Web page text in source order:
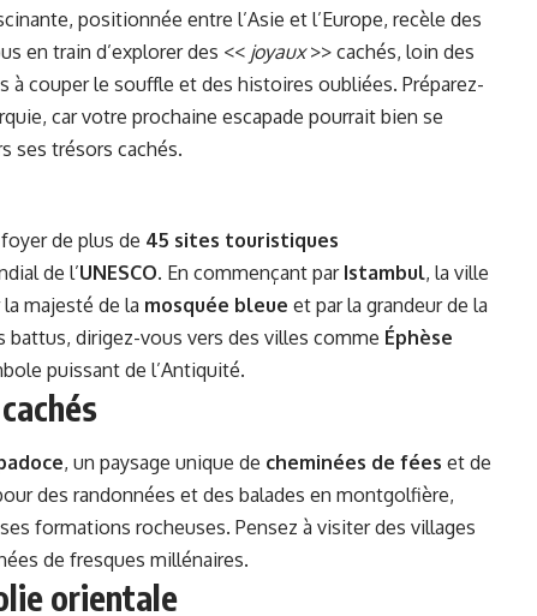
positionnée entre l’Asie et l’Europe, recèle des
en train d’explorer des << joyaux>> cachés, loin des
couper le souffle et des histoires oubliées. Préparez-
car votre prochaine escapade pourrait bien se
ses trésors cachés.
de plus de 45 sites touristiques
de l’UNESCO. En commençant par Istambul, la ville
majesté de la mosquée bleue et par la grandeur de la
battus, dirigez-vous vers des villes comme Éphèse
puissant de l’Antiquité.
, un paysage unique de cheminées de fées et de
des randonnées et des balades en montgolfière,
formations rocheuses. Pensez à visiter des villages
de fresques millénaires.
orientale